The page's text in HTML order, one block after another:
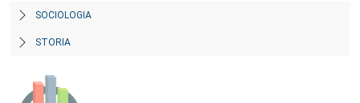
SOCIOLOGIA
STORIA